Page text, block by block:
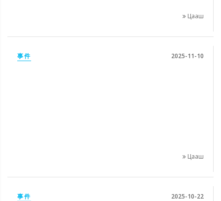
Цааш
事件 2025-11-10
Цааш
事件 2025-10-22